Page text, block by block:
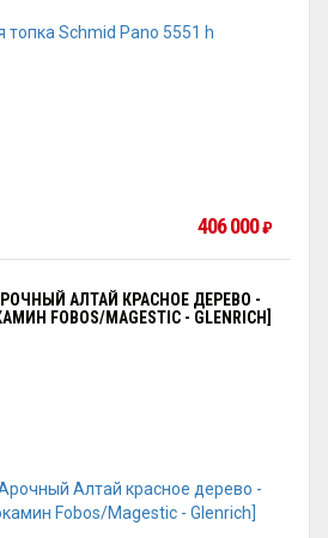
406 000₽
АЛТАЙ КРАСНОЕ ДЕРЕВО -
FOBOS/MAGESTIC - GLENRICH]